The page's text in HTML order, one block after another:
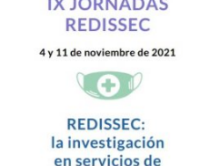
PROYECTOS/COLABORACIONES
SERVICIOS
APOYO I+D+I